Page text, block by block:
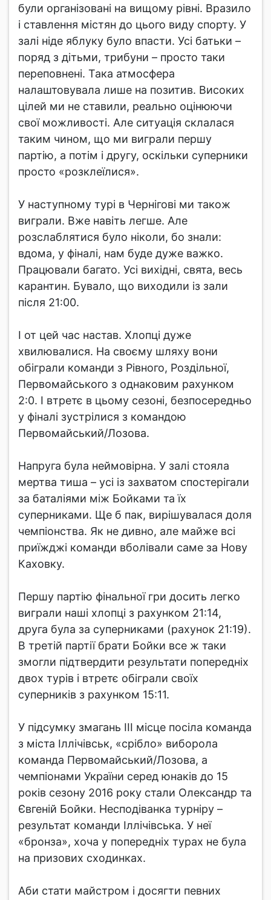
були організовані на вищому рівні. Вразило
і ставлення містян до цього виду спорту. У
залі ніде яблуку було впасти. Усі батьки –
поряд з дітьми, трибуни – просто таки
переповнені. Така атмосфера
налаштовувала лише на позитив. Високих
цілей ми не ставили, реально оцінюючи
свої можливості. Але ситуація склалася
таким чином, що ми виграли першу
партію, а потім і другу, оскільки суперники
просто «розклеїлися».
У наступному турі в Чернігові ми також
виграли. Вже навіть легше. Але
розслаблятися було ніколи, бо знали:
вдома, у фіналі, нам буде дуже важко.
Працювали багато. Усі вихідні, свята, весь
карантин. Бувало, що виходили із зали
після 21:00.
І от цей час настав. Хлопці дуже
хвилювалися. На своєму шляху вони
обіграли команди з Рівного, Роздільної,
Первомайського з однаковим рахунком
2:0. І втретє в цьому сезоні, безпосередньо
у фіналі зустрілися з командою
Первомайський/Лозова.
Напруга була неймовірна. У залі стояла
мертва тиша – усі із захватом спостерігали
за баталіями між Бойками та їх
суперниками. Ще б пак, вирішувалася доля
чемпіонства. Як не дивно, але майже всі
приїжджі команди вболівали саме за Нову
Каховку.
Першу партію фінальної гри досить легко
виграли наші хлопці з рахунком 21:14,
друга була за суперниками (рахунок 21:19).
В третій партії брати Бойки все ж таки
змогли підтвердити результати попередніх
двох турів і втретє обіграли своїх
суперників з рахунком 15:11.
У підсумку змагань ІІІ місце посіла команда
з міста Іллічівськ, «срібло» виборола
команда Первомайський/Лозова, а
чемпіонами України серед юнаків до 15
років сезону 2016 року стали Олександр та
Євгеній Бойки. Несподіванка турніру –
результат команди Іллічівська. У неї
«бронза», хоча у попередніх турах не була
на призових сходинках.
Аби стати майстром і досягти певних